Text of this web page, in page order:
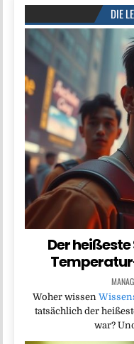
DIE
Der
Woher wissen
tatsächlich der
war?